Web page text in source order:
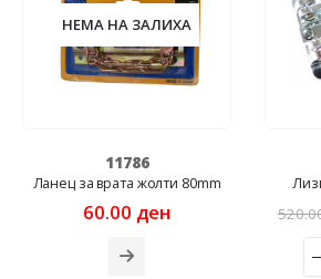
ЗАЛИХА
жолти 80mm Лизгачи за врата
520.00
364.00